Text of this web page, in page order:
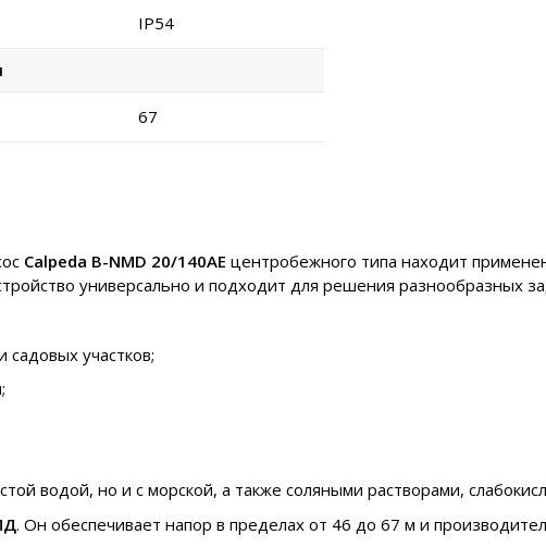
IP54
67
Calpeda B-NMD 20/140AE центробежного типа находит
универсально и подходит для решения разнообразных
садовых участков;
водой, но и с морской, а также соляными растворами,
. Он обеспечивает напор в пределах от 46 до 67 м и